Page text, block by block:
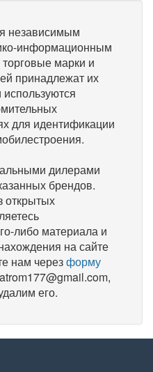
независимым
информационным
марки и
принадлежат их
для идентификации
дилерами
брендов.
открытых
либо материала и
на сайте
нам черезформу
его.